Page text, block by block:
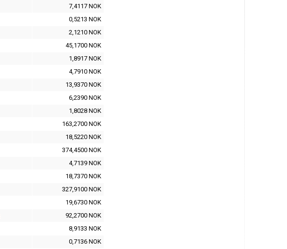
7,4117 NOK
0,5213 NOK
2,1210 NOK
45,1700 NOK
1,8917 NOK
4,7910 NOK
13,9370 NOK
6,2390 NOK
1,8028 NOK
163,2700 NOK
18,5220 NOK
374,4500 NOK
4,7139 NOK
18,7370 NOK
327,9100 NOK
19,6730 NOK
92,2700 NOK
8,9133 NOK
0,7136 NOK